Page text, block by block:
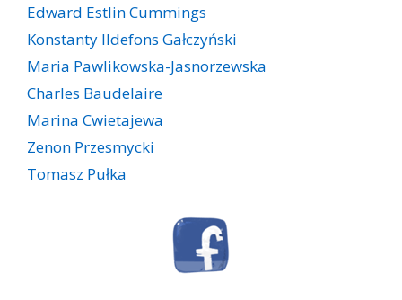
Edward Estlin Cummings
Konstanty Ildefons Gałczyński
Maria Pawlikowska-Jasnorzewska
Charles Baudelaire
Marina Cwietajewa
Zenon Przesmycki
Tomasz Pułka